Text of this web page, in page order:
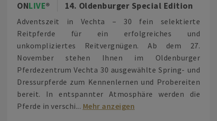
ONLIVE 14. Oldenburger Special Edition
Adventszeit in Vechta – 30 fein selektierte
Reitpferde für ein erfolgreiches und
unkompliziertes Reitvergnügen. Ab dem 27.
November stehen Ihnen im Oldenburger
Pferdezentrum Vechta 30 ausgewählte Spring- und
Dressurpferde zum Kennenlernen und Probereiten
bereit. In entspannter Atmosphäre werden die
Pferde in verschi... Mehr anzeigen